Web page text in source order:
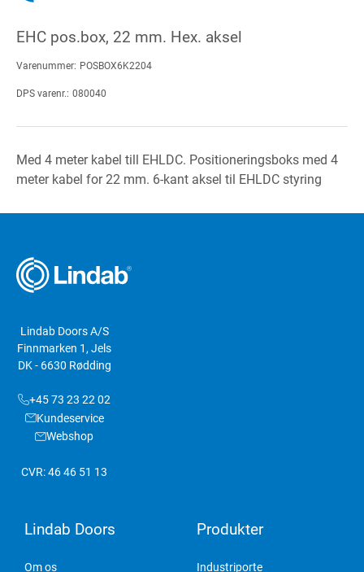
EHC pos.box, 22 mm. Hex. aksel
Varenummer: POSBOX6K2204
DPS varenr.: 080040
Med 4 meter kabel till EHLDC. Positioneringsboks med 4
meter kabel for 22 mm. 6-kant aksel til EHLDC styring
Lindab Doors A/S
Finnmarken 1, Jels
DK - 6630 Rødding
+45 73 23 22 02
Kundeservice
Webshop
CVR: 46 46 51 13
Lindab Doors
Om os
Produkter
Industriporte